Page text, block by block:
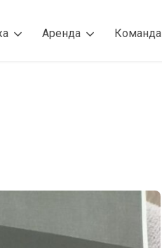
Аренда Команда